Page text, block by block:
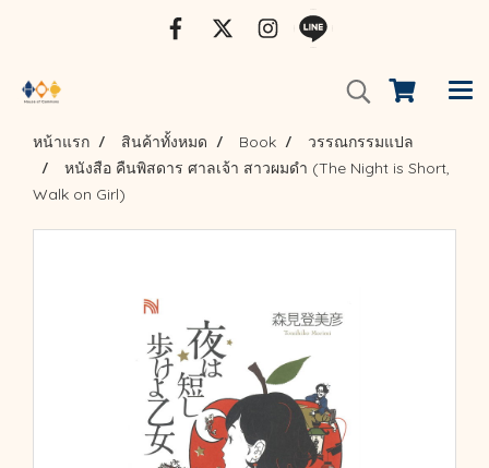
หน้าแรก สินค้าทั้งหมด Book
วรรณกรรมแปล
หนังสือ คืนพิสดาร ศาลเจ้า สาวผมดำ (The Night is Short,
Walk on Girl)